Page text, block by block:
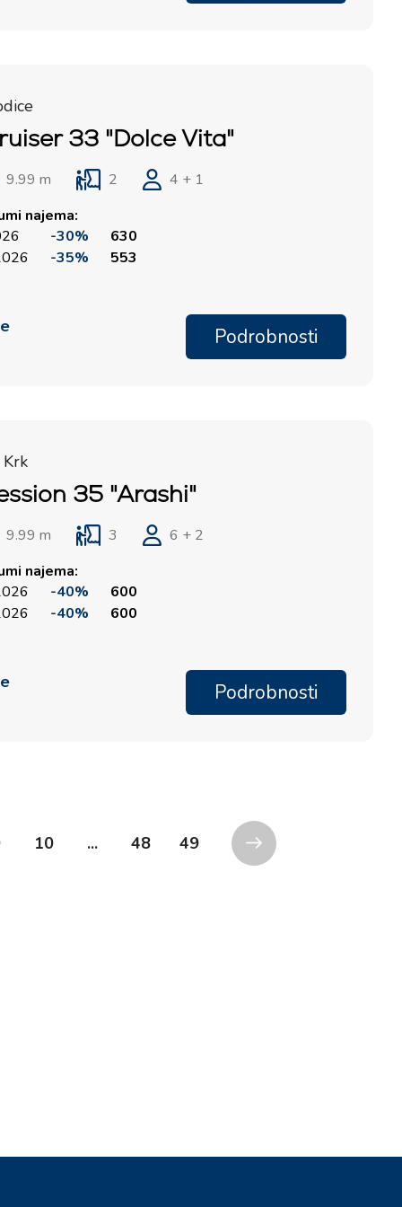
33 "Dolce Vita"
9.99 m 2
4 + 1
najema:
-30%
630
-35% 553
Podrobnosti
35 "Arashi"
9.99 m 3
6 + 2
najema:
-40%
600
-40% 600
Podrobnosti
10 ... 48 49